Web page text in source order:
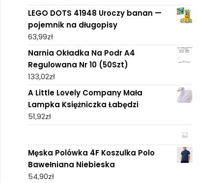
LEGO DOTS 41948 Uroczy banan —
pojemnik na długopisy
63,99zł
Narnia Okładka Na Podr A4
Regulowana Nr 10 (50Szt)
133,02zł
A Little Lovely Company Mała
Lampka Księżniczka Łabędzi
51,92zł
Męska Polówka 4F Koszulka Polo
Bawełniana Niebieska
54,90zł